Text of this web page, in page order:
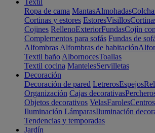
Textil
Ropa de cama MantasAlmohadas
Cortinas y estores EstoresVisillos
Cojines RellenoExteriorFundasCojín
Complementos para sofás Fundas de
Alfombras Alfombras de habitación
Textil baño AlbornocesToallas
Textil cocina MantelesServilletas
Decoración
Decoración de pared LetrerosEspejos
Organización Cajas decorativas
Objetos decorativos VelasFaroles
Iluminación LámparasIluminación
Tendencias y temporadas
Jardín